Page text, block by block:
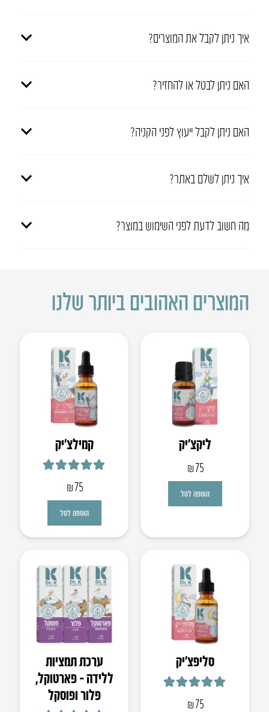
איך ניתן לקבל את המוצרים?
האם ניתן לבטל או להחזיר?
האם ניתן לקבל ייעוץ לפני הקניה?
איך ניתן לשלם באתר?
מה חשוב לדעת לפני השימוש במוצר?
המוצרים האהובים ביותר שלנו
ליקצ’יק
₪75
הוספה לסל
קמילצ’יק
₪75
הוספה לסל
סליפצ’יק
₪75
ערכת תמציות
ללידה – פארטוקל,
פלור ופוסקל